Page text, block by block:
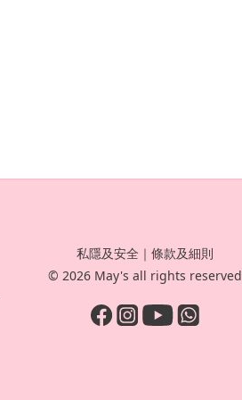
私隱及安全 ｜條款及細則
© 2026 May's all rights reserved